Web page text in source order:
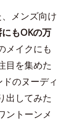
メンズ向け
もOKの万
メイクにも
目を集めた
のヌーディ
出してみた
ントーンメ